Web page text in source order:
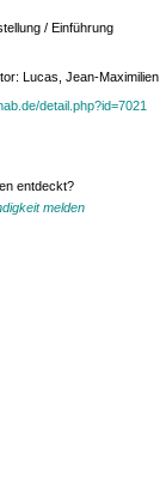
/ Einführung
Lucas, Jean-Maximilien
detail.php?id=7021
entdeckt?
melden